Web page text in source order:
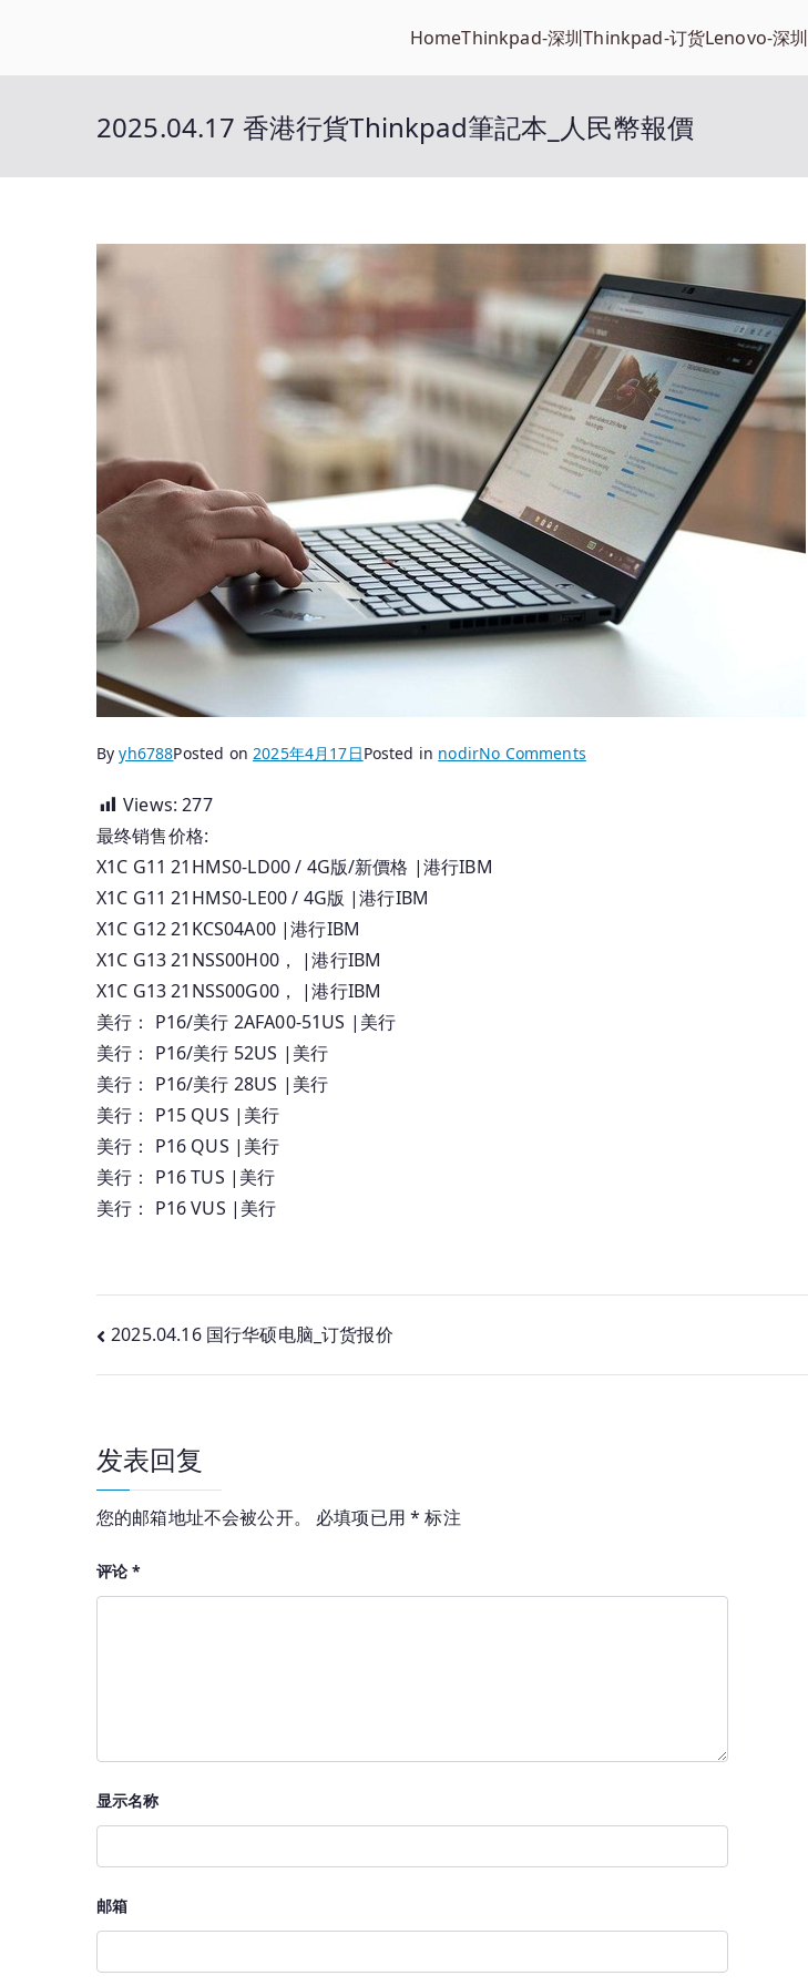
HomeThinkpad-深圳Thinkpad-订货Lenovo-深圳
2025.04.17 香港行貨Thinkpad筆記本_人民幣報價
Byyh6788Posted on2025年4月17日Posted in nodirNo Commentson
Views: 277
最终销售价格:
X1C G11 21HMS0-LD00 / 4G版/新價格 |港行IBM
X1C G11 21HMS0-LE00 / 4G版 |港行IBM
X1C G12 21KCS04A00 |港行IBM
X1C G13 21NSS00H00， |港行IBM
X1C G13 21NSS00G00， |港行IBM
美行： P16/美行 2AFA00-51US |美行
美行： P16/美行 52US |美行
美行： P16/美行 28US |美行
美行： P15 QUS |美行
美行： P16 QUS |美行
美行： P16 TUS |美行
美行： P16 VUS |美行
文
章
航
2025.04.16 国行华硕电脑_订货报价
发表回复
您的邮箱地址不会被公开。 必填项已用* 标注
评论*
显示名称
邮箱